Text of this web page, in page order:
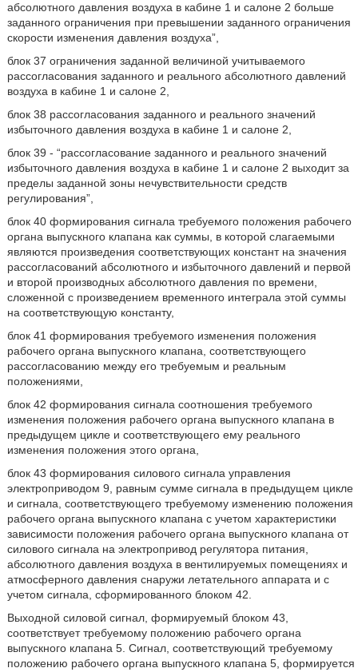
абсолютного давления воздуха в кабине 1 и салоне 2 больше
заданного ограничения при превышении заданного ограничения
скорости изменения давления воздуха”,
блок 37 ограничения заданной величиной учитываемого
рассогласования заданного и реального абсолютного давлений
воздуха в кабине 1 и салоне 2,
блок 38 рассогласования заданного и реального значений
избыточного давления воздуха в кабине 1 и салоне 2,
блок 39 - “рассогласование заданного и реального значений
избыточного давления воздуха в кабине 1 и салоне 2 выходит за
пределы заданной зоны нечувствительности средств
регулирования”,
блок 40 формирования сигнала требуемого положения рабочего
органа выпускного клапана как суммы, в которой слагаемыми
являются произведения соответствующих констант на значения
рассогласований абсолютного и избыточного давлений и первой
и второй производных абсолютного давления по времени,
сложенной с произведением временного интеграла этой суммы
на соответствующую константу,
блок 41 формирования требуемого изменения положения
рабочего органа выпускного клапана, соответствующего
рассогласованию между его требуемым и реальным
положениями,
блок 42 формирования сигнала соотношения требуемого
изменения положения рабочего органа выпускного клапана в
предыдущем цикле и соответствующего ему реального
изменения положения этого органа,
блок 43 формирования силового сигнала управления
электроприводом 9, равным сумме сигнала в предыдущем цикле
и сигнала, соответствующего требуемому изменению положения
рабочего органа выпускного клапана с учетом характеристики
зависимости положения рабочего органа выпускного клапана от
силового сигнала на электропривод регулятора питания,
абсолютного давления воздуха в вентилируемых помещениях и
атмосферного давления снаружи летательного аппарата и с
учетом сигнала, сформированного блоком 42.
Выходной силовой сигнал, формируемый блоком 43,
соответствует требуемому положению рабочего органа
выпускного клапана 5. Сигнал, соответствующий требуемому
положению рабочего органа выпускного клапана 5, формируется